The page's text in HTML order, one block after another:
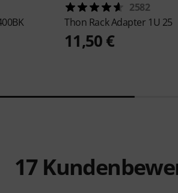
2582
Thon Rack Adapter 1U 25
11,50 €
17